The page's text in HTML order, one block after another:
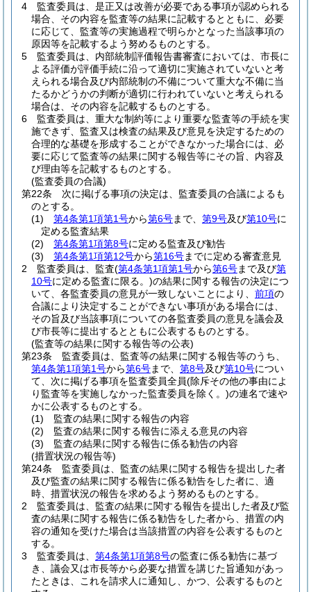
4
監査委員は、是正又は改善が必要である事項が認められる
場合、その内容を監査等の結果に記載するとともに、必要
に応じて、監査等の実施過程で明らかとなった当該事項の
原因等を記載するよう努めるものとする。
5
監査委員は、内部統制評価報告書審査においては、市長に
よる評価が評価手続に沿って適切に実施されていないと考
えられる場合及び内部統制の不備について重大な不備に当
たるかどうかの判断が適切に行われていないと考えられる
場合は、その内容を記載するものとする。
6
監査委員は、重大な制約等により重要な監査等の手続を実
施できず、監査又は検査の結果及び意見を決定するための
合理的な基礎を形成することができなかった場合には、必
要に応じて監査等の結果に関する報告等にその旨、内容及
び理由等を記載するものとする。
(監査委員の合議)
第22条
次に掲げる事項の決定は、監査委員の合議によるも
のとする。
(1)
第4条第1項第1号から第6号まで、 第9号及び第10号に
定める監査結果
(2)
第4条第1項第8号に定める監査及び勧告
(3)
第4条第1項第12号から第16号までに定める審査意見
2
監査委員は、監査(第4条第1項第1号から第6号まで及び第
10号に定める監査に限る。)の結果に関する報告の決定につ
いて、各監査委員の意見が一致しないことにより、 前項の
合議により決定することができない事項がある場合には、
その旨及び当該事項についての各監査委員の意見を議会及
び市長等に提出するとともに公表するものとする。
(監査等の結果に関する報告等の公表)
第23条
監査委員は、監査等の結果に関する報告等のうち、
第4条第1項第1号から第6号まで、 第8号及び第10号につい
て、次に掲げる事項を監査委員全員(除斥その他の事由によ
り監査等を実施しなかった監査委員を除く。)の連名で速や
かに公表するものとする。
(1)
監査の結果に関する報告の内容
(2)
監査の結果に関する報告に添える意見の内容
(3)
監査の結果に関する報告に係る勧告の内容
(措置状況の報告等)
第24条
監査委員は、監査の結果に関する報告を提出した者
及び監査の結果に関する報告に係る勧告をした者に、適
時、措置状況の報告を求めるよう努めるものとする。
2
監査委員は、監査の結果に関する報告を提出した者及び監
査の結果に関する報告に係る勧告をした者から、措置の内
容の通知を受けた場合は当該措置の内容を公表するものと
する。
3
監査委員は、 第4条第1項第8号の監査に係る勧告に基づ
き、議会又は市長等から必要な措置を講じた旨通知があっ
たときは、これを請求人に通知し、かつ、公表するものと